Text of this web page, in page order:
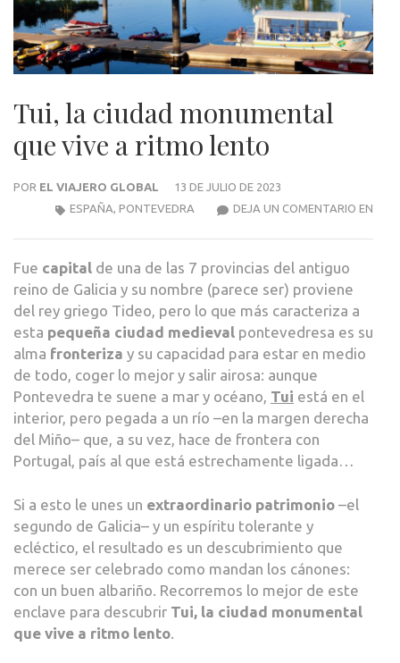
Tui, la ciudad monumental
que vive a ritmo lento
POR EL VIAJERO GLOBAL
13 DE JULIO DE 2023
DEJA UN COMENTARIO EN
ESPAÑA, PONTEVEDRA
Fue capital de una de las 7 provincias del antiguo
reino de Galicia y su nombre (parece ser) proviene
del rey griego Tideo, pero lo que más caracteriza a
esta pequeña ciudad medieval pontevedresa es su
alma fronteriza y su capacidad para estar en medio
de todo, coger lo mejor y salir airosa: aunque
Pontevedra te suene a mar y océano, Tui está en el
interior, pero pegada a un río –en la margen derecha
del Miño– que, a su vez, hace de frontera con
Portugal, país al que está estrechamente ligada…
Si a esto le unes un extraordinario patrimonio –el
segundo de Galicia– y un espíritu tolerante y
ecléctico, el resultado es un descubrimiento que
merece ser celebrado como mandan los cánones:
con un buen albariño. Recorremos lo mejor de este
enclave para descubrir Tui, la ciudad monumental
que vive a ritmo lento.